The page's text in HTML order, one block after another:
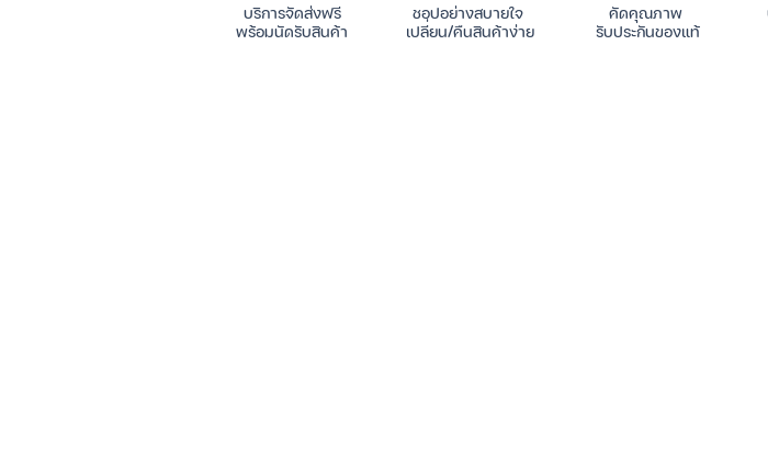
บริการจัดส่งฟรี
พร้อมนัดรับสินค้า
ชอปอย่างสบายใจ
เปลี่ยน/คืนสินค้าง่าย
คัดคุณภาพ
รับประกันของแท้